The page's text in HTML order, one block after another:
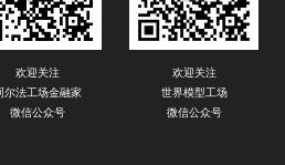
欢迎关注
尔法工场金融家
微信公众号
欢迎关注
世界模型工场
微信公众号